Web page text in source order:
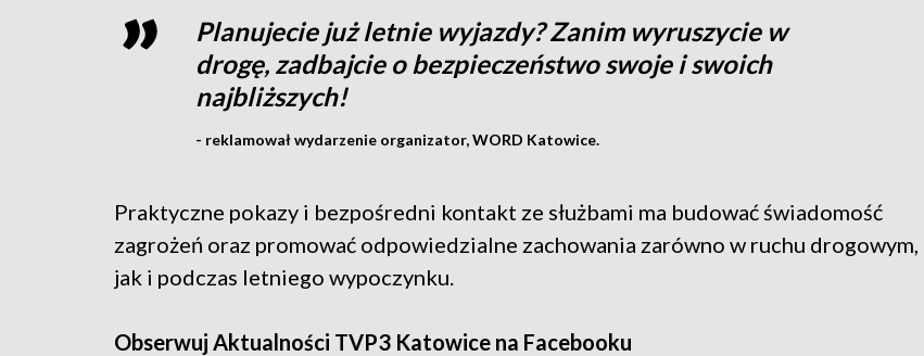
Planujecie już letnie wyjazdy? Zanim wyruszycie w
drogę, zadbajcie o bezpieczeństwo swoje i swoich
najbliższych!
- reklamował wydarzenie organizator, WORD Katowice.
Praktyczne pokazy i bezpośredni kontakt ze służbami ma budować świadomość
zagrożeń oraz promować odpowiedzialne zachowania zarówno w ruchu drogowym,
jak i podczas letniego wypoczynku.
Obserwuj Aktualności TVP3 Katowice na Facebooku